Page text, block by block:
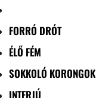
FORRÓ DRÓT
ÉLŐ FÉM
SOKKOLÓ KORONGOK
INTERJÚ